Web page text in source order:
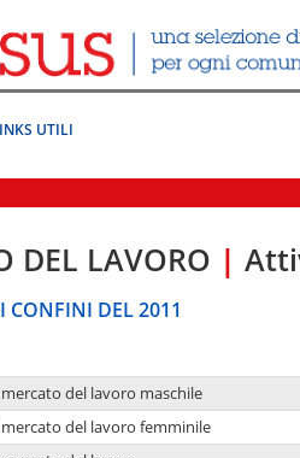
UTILI
DEL LAVORO |
CONFINI DEL 2011
del lavoro maschile
del lavoro femminile